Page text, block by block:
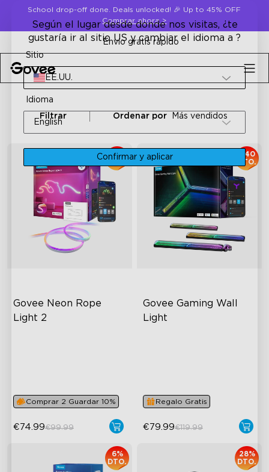
Skip to content
School drop-off done. Deals unlocked! 🎉 Up to 45% OFF
Comprar ahora >
Envío gratis rápido
Filtrar Ordenar por Más vendidos
Govee Neon Rope
Light 2
25%
DTO.
Comprar 2 Guardar 10%
€74.99€99.99
Govee Gaming Wall
Light
€40
DTO.
Regalo Gratis
€79.99€119.99
6%
DTO.
28%
DTO.
Según el lugar desde donde nos visitas, ¿te
gustaría ir al sitio US y cambiar el idioma a ?
Sitio
EE.UU.
Idioma
English
Confirmar y aplicar